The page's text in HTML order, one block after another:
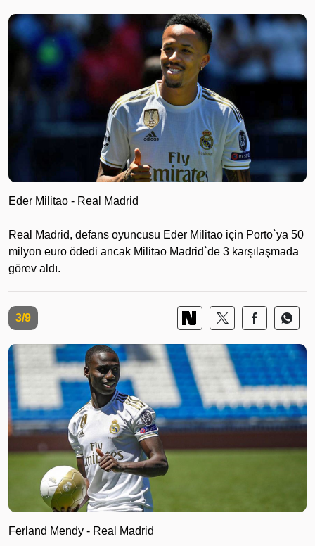
Eder Militao - Real Madrid
Real Madrid, defans oyuncusu Eder Militao için Porto`ya 50
milyon euro ödedi ancak Militao Madrid`de 3 karşılaşmada
görev aldı.
3/9
Ferland Mendy - Real Madrid